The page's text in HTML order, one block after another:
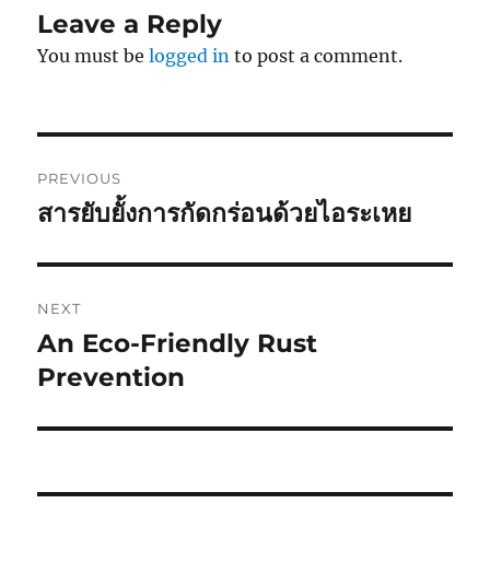
Leave a Reply
You must belogged in to post a comment.
navigation
PREVIOUS
Previous
สารยับยั้งการกัดกร่อนด้วยไอระเหย
NEXT
Next
post:
An Eco-Friendly Rust
Prevention